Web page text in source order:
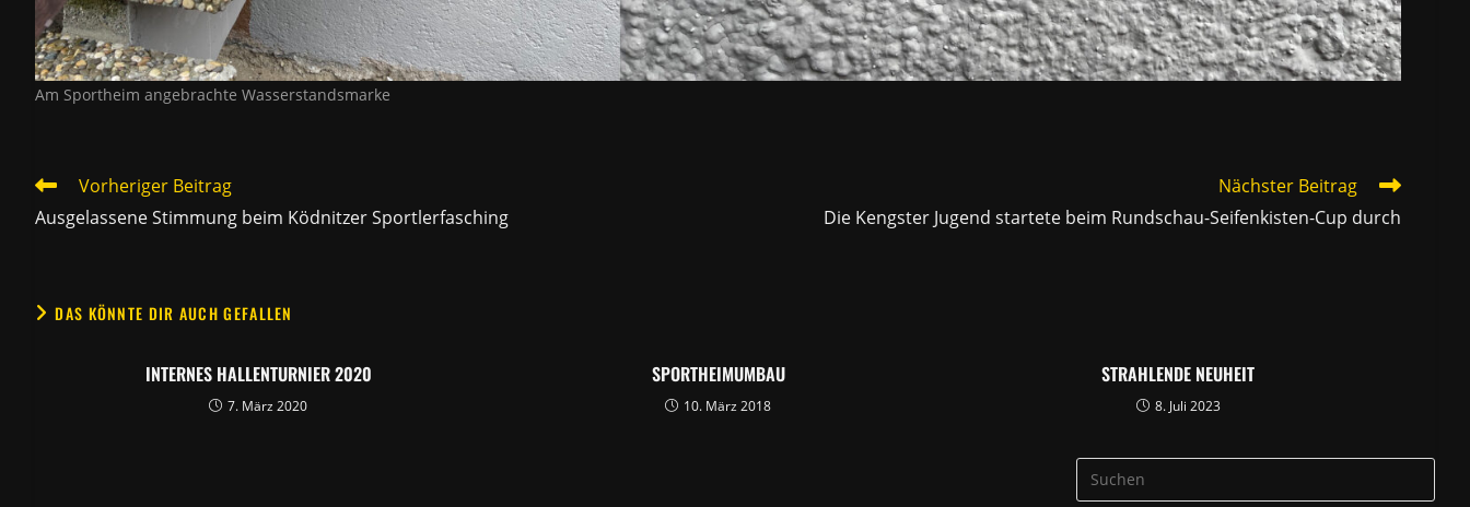
Am Sportheim angebrachte Wasserstandsmarke
WEITERE
ANSEHEN
Vorheriger Beitrag
Ausgelassene Stimmung beim Ködnitzer Sportlerfasching
Nächster Beitrag
Die Kengster Jugend startete beim Rundschau-Seifenkisten-Cup durch
DAS KÖNNTE DIR AUCH GEFALLEN
INTERNES HALLENTURNIER 2020
7. März 2020
SPORTHEIMUMBAU
10. März 2018
STRAHLENDE NEUHEIT
8. Juli 2023